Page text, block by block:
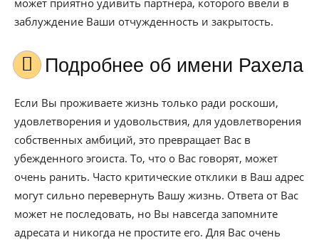
может приятно удивить партнера, которого ввели в
заблуждение Ваши отчужденность и закрытость.
Подробнее об имени Рахела
Если Вы проживаете жизнь только ради роскоши,
удовлетворения и удовольствия, для удовлетворения
собственных амбиций, это превращает Вас в
убежденного эгоиста. То, что о Вас говорят, может
очень ранить. Часто критические отклики в Ваш адрес
могут сильно перевернуть Вашу жизнь. Ответа от Вас
может не последовать, но Вы навсегда запомните
адресата и никогда не простите его. Для Вас очень